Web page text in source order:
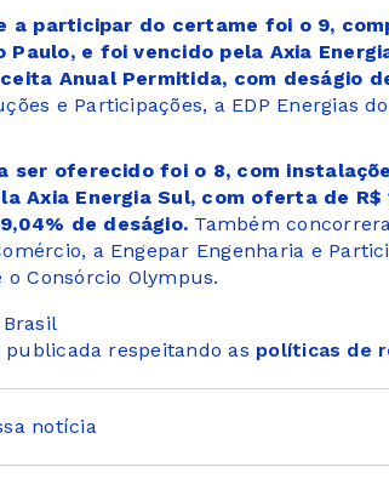
a participar do certame foi o 9,
Paulo, e foi vencido pela Axia
Anual Permitida, com deságio
e Participações, a EDP Energias
ser oferecido foi o 8, com
Axia Energia Sul, com oferta de R$
de deságio. Também
a Engepar Engenharia e
o Consórcio Olympus.
respeitando as políticas de
notícia